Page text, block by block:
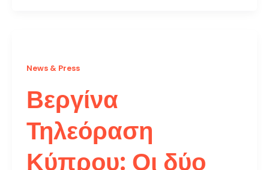
News & Press
Βεργίνα
Τηλεόραση
Κύπρου: Οι δύο